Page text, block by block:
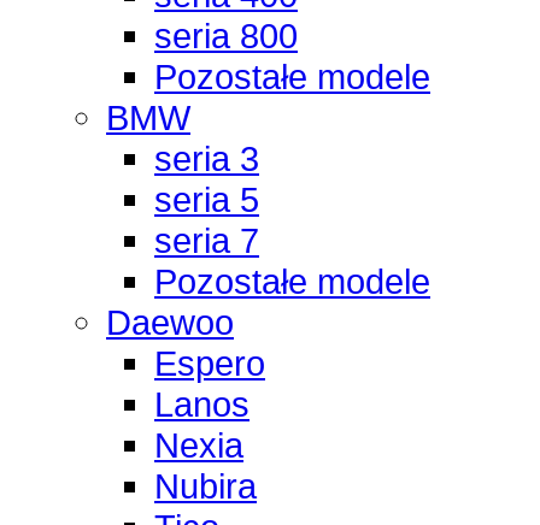
seria 800
Pozostałe modele
BMW
seria 3
seria 5
seria 7
Pozostałe modele
Daewoo
Espero
Lanos
Nexia
Nubira